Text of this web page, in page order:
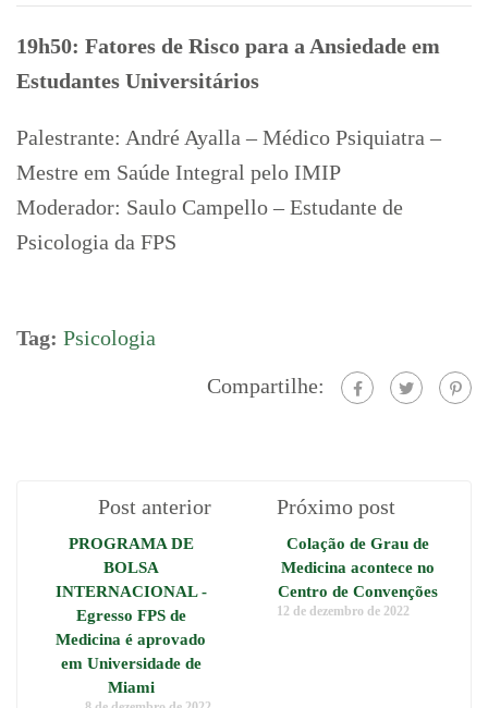
19h50: Fatores de Risco para a Ansiedade em
Estudantes Universitários
Palestrante: André Ayalla – Médico Psiquiatra –
Mestre em Saúde Integral pelo IMIP
Moderador: Saulo Campello – Estudante de
Psicologia da FPS
Tag: Psicologia
Compartilhe:
Post anterior
PROGRAMA DE
BOLSA
INTERNACIONAL -
Egresso FPS de
Medicina é aprovado
em Universidade de
Miami
Próximo post
Colação de Grau de
Medicina acontece no
Centro de Convenções
12 de dezembro de 2022